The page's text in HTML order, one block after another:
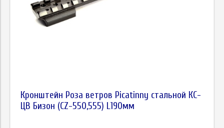
Кронштейн Роза ветров Picatinny стальной КС-
ЦВ Бизон (CZ-550,555) L190мм